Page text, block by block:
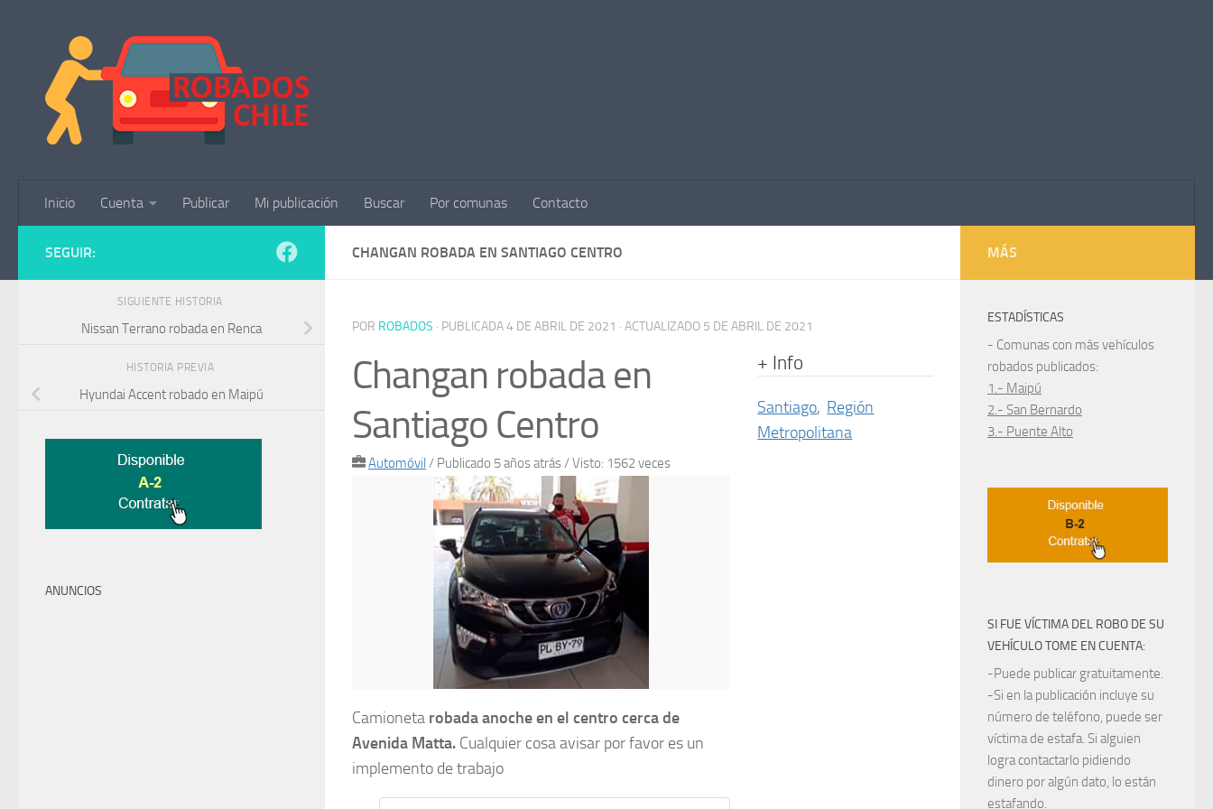
Inicio Cuenta Publicar Mi publicación Buscar Por comunas Contacto
CHANGAN ROBADA EN SANTIAGO CENTRO
POR ROBADOS · PUBLICADA4 DE ABRIL DE 2021 · ACTUALIZADO 5 DE ABRIL DE 2021
Changan robada en
Santiago Centro
Automóvil / Publicado 5 años atrás/ Visto: 1562 veces
Camioneta robada anoche en el centro cerca de
Avenida Matta. Cualquier cosa avisar por favor es un
implemento de trabajo
+ Info
Santiago, Región
Metropolitana
SEGUIR:
SIGUIENTE HISTORIA
Nissan Terrano robada en Renca
HISTORIA PREVIA
Hyundai Accent robado en Maipú
ANUNCIOS
MÁS
ESTADÍSTICAS
- Comunas con más vehículos
robados publicados:
1.- Maipú
2.- San Bernardo
3.- Puente Alto
SI FUE VÍCTIMA DEL ROBO DE SU
VEHÍCULO TOME EN CUENTA:
-Puede publicar gratuitamente.
-Si en la publicación incluye su
número de teléfono, puede ser
víctima de estafa. Si alguien
logra contactarlo pidiendo
dinero por algún dato, lo están
estafando.